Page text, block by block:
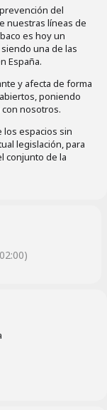
del
nuestras líneas de
es hoy un
una de las
España.
y afecta de forma
poniendo
nosotros.
los espacios sin
legislación, para
conjunto de la